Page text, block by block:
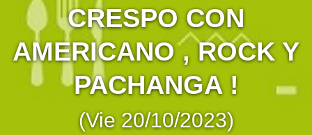
CRESPO CON
AMERICANO , ROCK Y
PACHANGA !
(Vie 20/10/2023)